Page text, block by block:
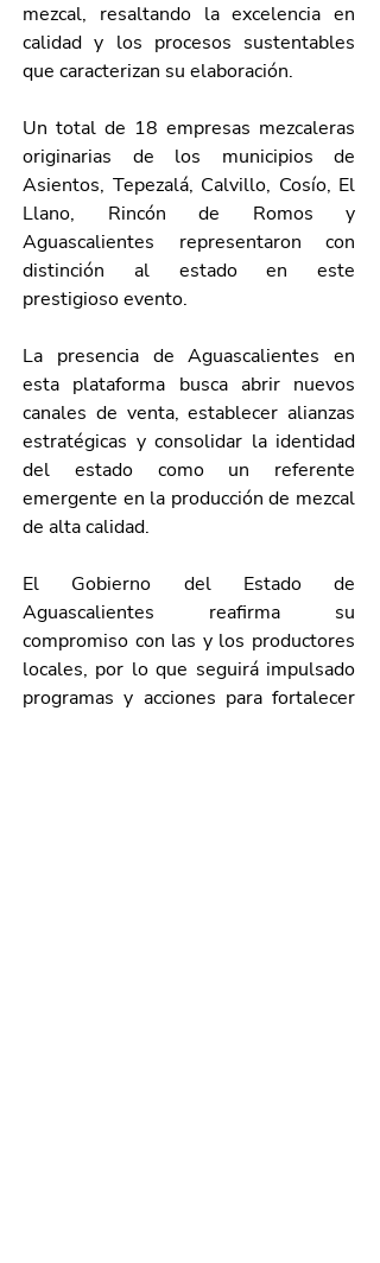
mezcal, resaltando la excelencia en
calidad y los procesos sustentables
que caracterizan su elaboración.
Un total de 18 empresas mezcaleras
originarias de los municipios de
Asientos, Tepezalá, Calvillo, Cosío, El
Llano, Rincón de Romos y
Aguascalientes representaron con
distinción al estado en este
prestigioso evento.
La presencia de Aguascalientes en
esta plataforma busca abrir nuevos
canales de venta, establecer alianzas
estratégicas y consolidar la identidad
del estado como un referente
emergente en la producción de mezcal
de alta calidad.
El Gobierno del Estado de
Aguascalientes reafirma su
compromiso con las y los productores
locales, por lo que seguirá impulsado
programas y acciones para fortalecer